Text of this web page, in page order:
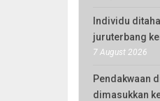
Individu
juruterbang
7 August 2026
Pendakwaan
dimasukkan